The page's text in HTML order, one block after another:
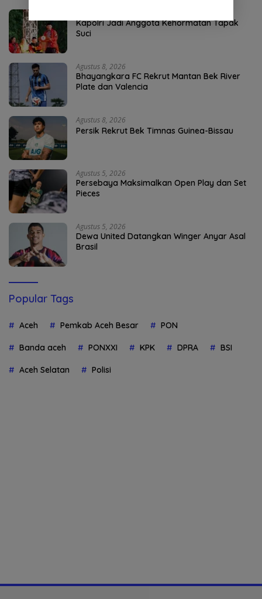
Kapolri Jadi Anggota Kehormatan Tapak
Suci
Agustus 8, 2026
Bhayangkara FC Rekrut Mantan Bek River
Plate dan Valencia
Agustus 8, 2026
Persik Rekrut Bek Timnas Guinea-Bissau
Agustus 5, 2026
Persebaya Maksimalkan Open Play dan Set
Pieces
Agustus 5, 2026
Dewa United Datangkan Winger Anyar Asal
Brasil
Popular Tags
Aceh Pemkab Aceh Besar PON
Banda aceh PONXXI KPK DPRA BSI
Aceh Selatan Polisi